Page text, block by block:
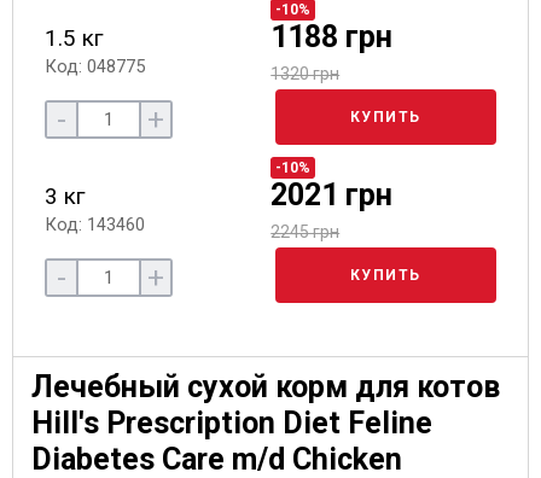
1.5 кг
Код: 048775
-10%
1188 грн
1320 грн
- + КУПИТЬ
3 кг
Код: 143460
-10%
2021 грн
2245 грн
- + КУПИТЬ
Лечебный сухой корм для котов
Hill's Prescription Diet Feline
Diabetes Care m/d Chicken